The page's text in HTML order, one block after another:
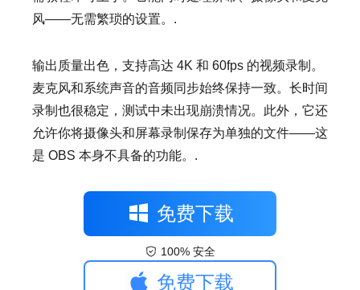
风——无需繁琐的设置。.
输出质量出色，支持高达 4K 和 60fps 的视频录制。
麦克风和系统声音的音频同步始终保持一致。长时间
录制也很稳定，测试中未出现崩溃情况。此外，它还
允许你将摄像头和屏幕录制保存为单独的文件——这
是 OBS 本身不具备的功能。.
免费下载
100% 安全
免费下载